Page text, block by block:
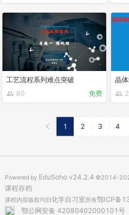
工艺流程系列难点突破
80
免费
晶
1 2 3 4
Powered by EduSoho v24.2.4 ©2014-
课程存档
课程内容版权均归化学自习室所有鄂ICP备
鄂公网安备 42080402000101号